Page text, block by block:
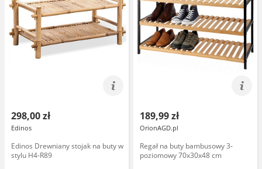
298,00 zł
Edinos
Edinos Drewniany stojak na buty w
stylu H4-R89
189,99 zł
OrionAGD.pl
Regał na buty bambusowy 3-
poziomowy 70x30x48 cm